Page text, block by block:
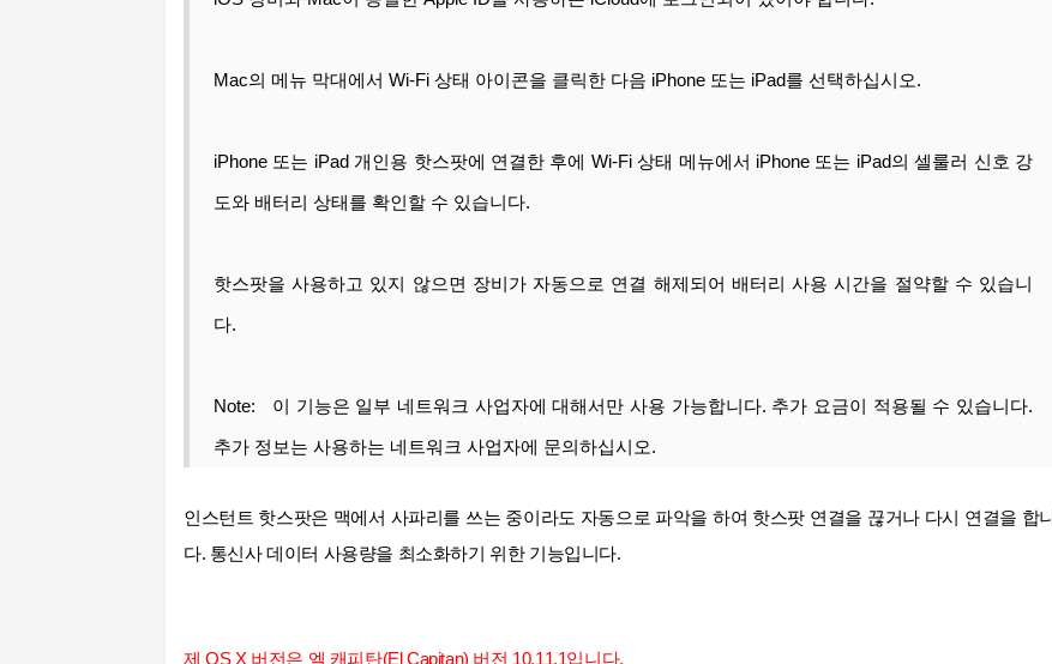
Mac의 메뉴 막대에서 Wi-Fi 상태 아이콘을 클릭한 다음 iPhone 또는 iPad를 선택하십시오.
iPhone 또는 iPad 개인용 핫스팟에 연결한 후에 Wi-Fi 상태 메뉴에서 iPhone 또는 iPad의 셀룰러 신호 강
도와 배터리 상태를 확인할 수 있습니다.
핫스팟을 사용하고 있지 않으면 장비가 자동으로 연결 해제되어 배터리 사용 시간을 절약할 수 있습니
다.
Note: 이 기능은 일부 네트워크 사업자에 대해서만 사용 가능합니다. 추가 요금이 적용될 수 있습니다.
추가 정보는 사용하는 네트워크 사업자에 문의하십시오.
인스턴트 핫스팟은 맥에서 사파리를 쓰는 중이라도 자동으로 파악을 하여 핫스팟 연결을 끊거나 다시 연결을 합니
다. 통신사 데이터 사용량을 최소화하기 위한 기능입니다.
제 OS X 버전은 엘 캐피탄(El Capitan) 버전 10.11.1입니다.